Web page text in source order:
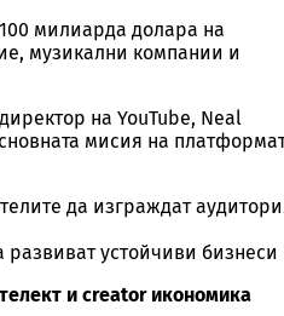
милиарда долара на
музикални компании и
на YouTube, Neal
мисия на
да изграждат
устойчиви бизнеси
и creator икономика